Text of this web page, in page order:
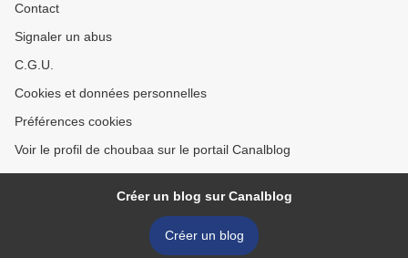
Contact
Signaler un abus
C.G.U.
Cookies et données personnelles
Préférences cookies
Voir le profil de choubaa sur le portail Canalblog
Créer un blog sur Canalblog
Créer un blog